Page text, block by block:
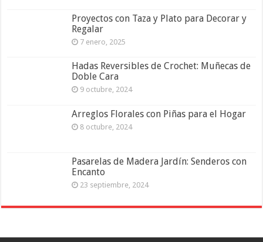
Proyectos con Taza y Plato para Decorar y
Regalar
7 enero, 2025
Hadas Reversibles de Crochet: Muñecas de
Doble Cara
9 octubre, 2024
Arreglos Florales con Piñas para el Hogar
8 octubre, 2024
Pasarelas de Madera Jardín: Senderos con
Encanto
23 septiembre, 2024